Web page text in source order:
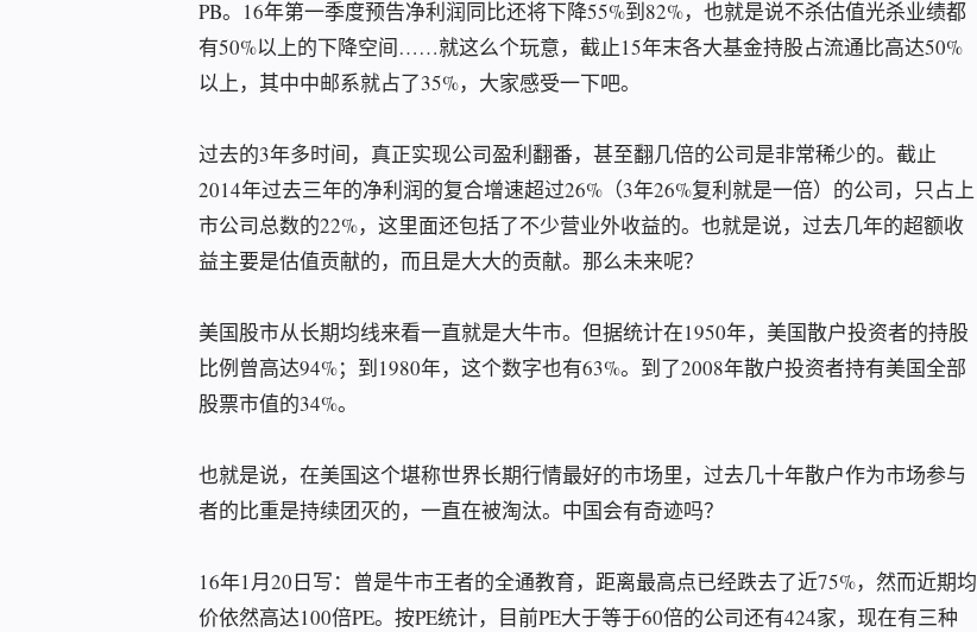
PB。16年第一季度预告净利润同比还将下降55%到82%，也就是说不杀估值光杀业绩都
有50%以上的下降空间……就这么个玩意，截止15年末各大基金持股占流通比高达50%
以上，其中中邮系就占了35%，大家感受一下吧。
过去的3年多时间，真正实现公司盈利翻番，甚至翻几倍的公司是非常稀少的。截止
2014年过去三年的净利润的复合增速超过26%（3年26%复利就是一倍）的公司，只占上
市公司总数的22%，这里面还包括了不少营业外收益的。也就是说，过去几年的超额收
益主要是估值贡献的，而且是大大的贡献。那么未来呢？
美国股市从长期均线来看一直就是大牛市。但据统计在1950年，美国散户投资者的持股
比例曾高达94%；到1980年，这个数字也有63%。到了2008年散户投资者持有美国全部
股票市值的34%。
也就是说，在美国这个堪称世界长期行情最好的市场里，过去几十年散户作为市场参与
者的比重是持续团灭的，一直在被淘汰。中国会有奇迹吗？
16年1月20日写：曾是牛市王者的全通教育，距离最高点已经跌去了近75%，然而近期均
价依然高达100倍PE。按PE统计，目前PE大于等于60倍的公司还有424家，现在有三种